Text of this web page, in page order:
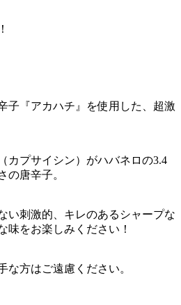
子『アカハチ』を使用した、超激
カプサイシン）がハバネロの3.4
の唐辛子。
い刺激的、キレのあるシャープな
味をお楽しみください！
方はご遠慮ください。